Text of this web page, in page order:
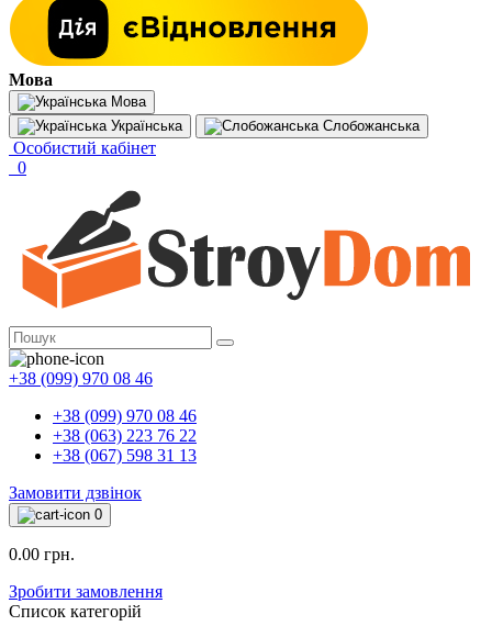
Мова
Мова
Українська
Слобожанська
Особистий кабінет
0
+38 (099) 970 08 46
+38 (099) 970 08 46
+38 (063) 223 76 22
+38 (067) 598 31 13
Замовити дзвінок
0
0.00 грн.
Зробити замовлення
Список категорій